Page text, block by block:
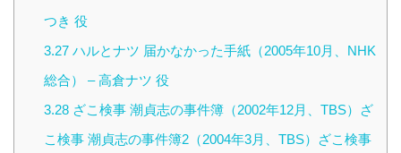
つき 役
3.27ハルとナツ 届かなかった手紙（2005年10月、NHK
総合） – 高倉ナツ 役
3.28ざこ検事 潮貞志の事件簿（2002年12月、TBS）ざ
こ検事 潮貞志の事件簿2（2004年3月、TBS）ざこ検事